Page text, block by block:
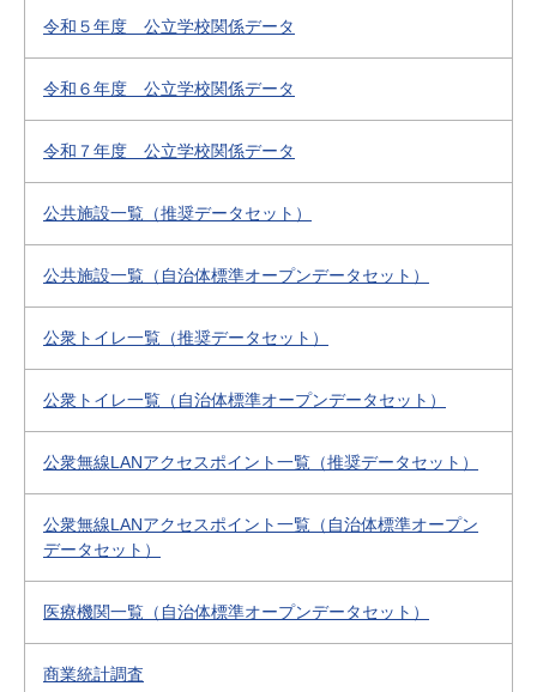
令和５年度 公立学校関係データ
令和６年度 公立学校関係データ
令和７年度 公立学校関係データ
公共施設一覧（推奨データセット）
公共施設一覧（自治体標準オープンデータセット）
公衆トイレ一覧（推奨データセット）
公衆トイレ一覧（自治体標準オープンデータセット）
公衆無線LANアクセスポイント一覧（推奨データセット）
公衆無線LANアクセスポイント一覧（自治体標準オープン
データセット）
医療機関一覧（自治体標準オープンデータセット）
商業統計調査